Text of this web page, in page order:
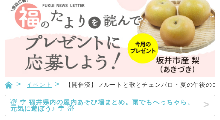
イベント 【開催済】フルートと歌とチェンバロ・夏の午後の
☃ ☂ 福井県内の屋内あそび場まとめ。雨でもへっちゃら、
元気に遊ぼう♪ ☂ ☃